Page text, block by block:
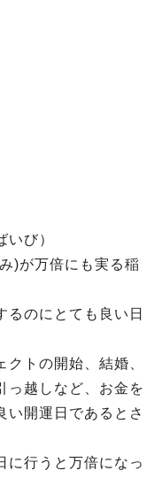
び）
)が万倍にも実る稲
るのにとても良い日
トの開始、結婚、
っ越しなど、お金を
い開運日であるとさ
に行うと万倍になっ